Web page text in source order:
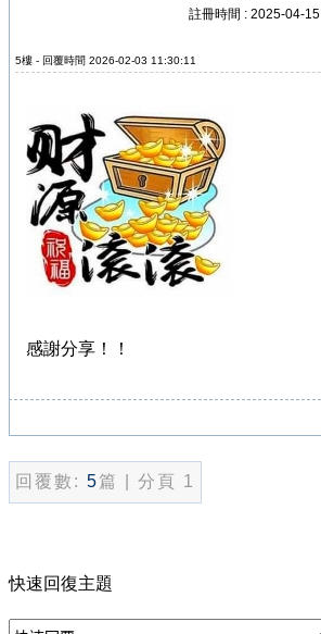
註冊時間 : 2025-04-15
5樓 - 回覆時間 2026-02-03 11:30:11
感謝分享！！
回覆數: 5篇 | 分頁 1
快速回復主題